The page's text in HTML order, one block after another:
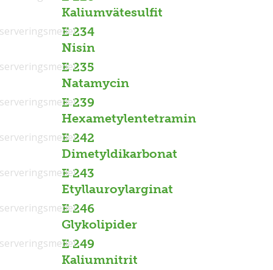
Kaliumvätesulfit
E 234
Nisin
E 235
Natamycin
E 239
Hexametylentetramin
E 242
Dimetyldikarbonat
E 243
Etyllauroylarginat
E 246
Glykolipider
E 249
Kaliumnitrit